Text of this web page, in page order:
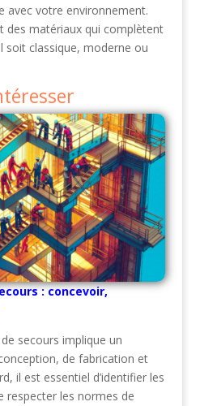
avec votre environnement.
des matériaux qui complètent
soit classique, moderne ou
: concevoir,
secours implique un
de fabrication et
il est essentiel d’identifier les
respecter les normes de